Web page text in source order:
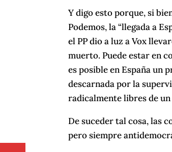
Y digo esto porque, si
Podemos, la “llegada a
el PP dio a luz a Vox
muerto. Puede estar en
es posible en España un
descarnada por la
radicalmente libres de un
De suceder tal cosa, las
pero siempre